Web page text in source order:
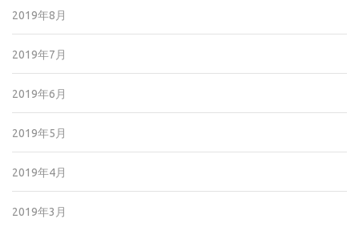
2019年8月
2019年7月
2019年6月
2019年5月
2019年4月
2019年3月